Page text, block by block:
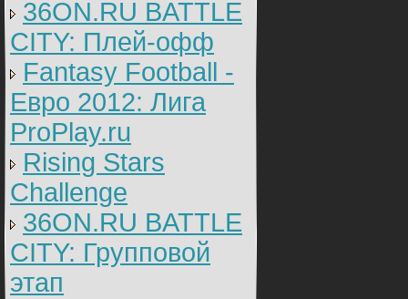
36ON.RU BATTLE
CITY: Плей-офф
Fantasy Football -
Евро 2012: Лига
ProPlay.ru
Rising Stars
Challenge
36ON.RU BATTLE
CITY: Групповой
этап